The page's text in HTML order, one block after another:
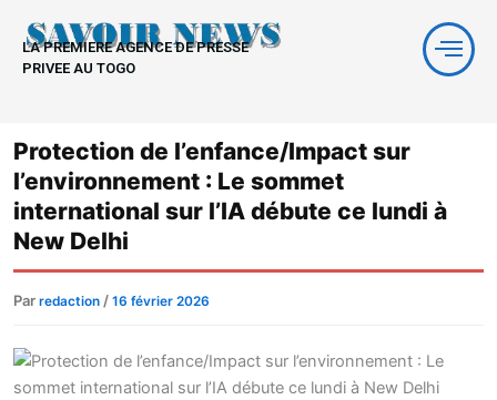
contenu
LA PREMIERE AGENCE DE PRESSE
PRIVEE AU TOGO
Protection de l’enfance/Impact sur
l’environnement : Le sommet
international sur l’IA débute ce lundi à
New Delhi
Par redaction / 16 février 2026